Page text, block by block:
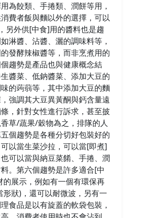
為餃類、手捲類、潤餅等用，
費者飯與麵以外的選擇，可以
另外供[中食]用的醬料也是趨
淋醬、沾醬、灑的調味料等，
發酵辣椒醬等，而非烹煮用的
趨勢是產品也與健康概念結
醬菜、低鈉醬菜、添加大豆的
的蒟蒻等，其中添加大豆的麵
強調其大豆異黃酮與鈣含量遠
，針對女性進行訴求，甚至披
草/蔬果/穀物為之，排隊的人
個趨勢是各種分切好包裝好的
以當生菜沙拉，可以當[即煮]
可以當與納豆菜餚、手捲、潤
。第六個趨勢是許多適合[中
的展示，例如有一個有環保再
形狀)，還可以耐微波，另有一
食品是以有旋蓋的軟袋包裝，